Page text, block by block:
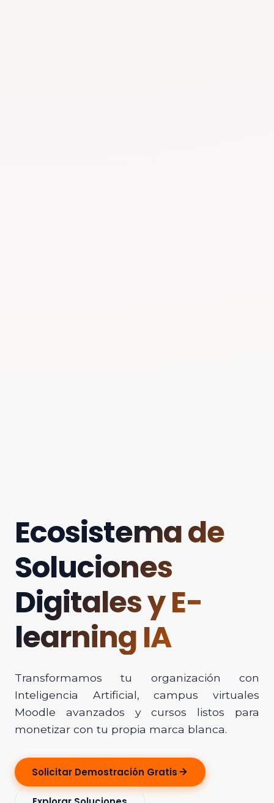
Ecosistema de
Soluciones
Digitales y E-
learning IA
Transformamos tu organización con
Inteligencia Artificial, campus virtuales
Moodle avanzados y cursos listos para
monetizar con tu propia marca blanca.
Solicitar Demostración Gratis